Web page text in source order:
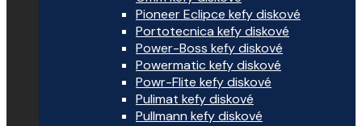
Pioneer Eclipce kefy diskové
Portotecnica kefy diskové
Power-Boss kefy diskové
Powermatic kefy diskové
Powr-Flite kefy diskové
Pulimat kefy diskové
Pullmann kefy diskové